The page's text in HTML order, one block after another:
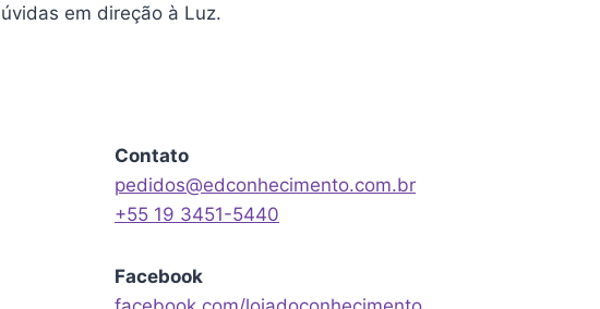
em direção à Luz.
Contato
pedidos@edconhecimento.com.br
+55 19 3451-5440
Facebook